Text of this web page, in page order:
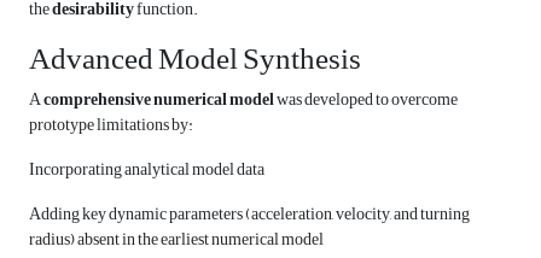
thedesirabilityfunction.
Advanced Model Synthesis
Acomprehensive numerical modelwas developed to overcome
prototype limitations by:
Incorporating analytical model data
Adding key dynamic parameters (acceleration, velocity, and turning
radius) absent in the earliest numerical model